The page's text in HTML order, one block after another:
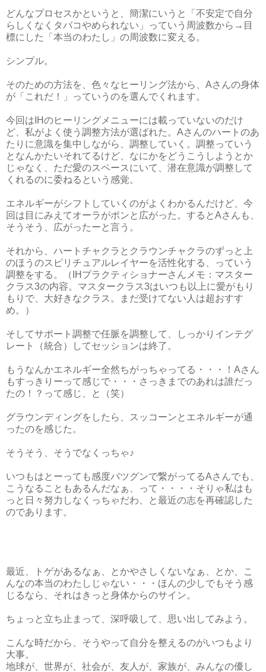
どんなプロセスかというと、簡潔にいうと「不安定で自分
らしくなくタバコやめられない」っていう周波数から→目
標にした「本当のわたし」の周波数に変える。
シンプル。
そのための方法を、色々なヒーリング法から、Aさんの身体
が「これだ！」っていうのを選んでくれます。
今回はIHのヒーリングメニューには載っていないのだけ
ど、私がよく使う調整方法が選ばれた。Aさんのハートのあ
たりに意識を集中しながら、調整していく。調整っていう
となんかたいそれてるけど、なにかをどうこうしようとか
じゃなく、ただ愛のスペースにいて、潜在意識が調整して
くれるのに委ねるという感覚。
エネルギーがシフトしていくのがよくわかるんだけど、今
回は目にみえてオーラがポンと広がった。するとAさんも、
そうそう、広がったーと言う。
それから、ハートチャクラとクラウンチャクラのずっと上
のほうのスピリチュアルレイヤーを活性化する、っていう
調整をする。（IHプラクティショナーさんメモ：マスター
クラス3の内容。マスタークラス3はいつも以上に愛がもり
もりで、大好きなクラス。まだ受けてない人は超おすす
め。）
そしてサポート調整で任脈を調整して、しっかりインテグ
レート（統合）してセッションは終了。
もうなんかエネルギー全然ちがっちゃってる・・・！Aさん
もすっきりーって感じで・・・さっきまでのあれは誰だっ
たの！？って感じ、と（笑）
グラウンディングをしたら、スッコーンとエネルギーが通
ったのを感じた。
そうそう、そうでなくっちゃ♪
いつもはとーっても感度バツグンで繋がってるAさんでも、
こうなることもあるんだなぁ、って・・・・そりゃ私はも
っと日々努力しなくっちゃだわ、と最近の志を再確認した
のであります。
最近、トゲがあるなぁ、とかやさしくないなぁ、とか、こ
んなの本当のわたしじゃない・・・ほんの少しでもそう感
じるなら、それはきっと身体からのサイン。
ちょっと立ち止まって、深呼吸して、思い出してみよう。
こんな時だから、そうやって自分を整えるのがいつもより
大事。
地球が、世界が、社会が、友人が、家族が、みんなの優し